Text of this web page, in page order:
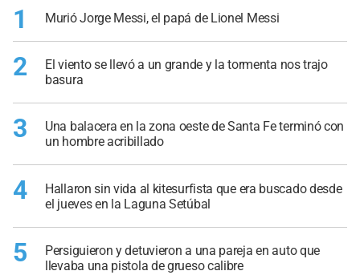
1 Murió Jorge Messi, el papá de Lionel Messi
2
El viento se llevó a un grande y la tormenta nos trajo
basura
3
Una balacera en la zona oeste de Santa Fe terminó con
un hombre acribillado
4
Hallaron sin vida al kitesurfista que era buscado desde
el jueves en la Laguna Setúbal
5
Persiguieron y detuvieron a una pareja en auto que
llevaba una pistola de grueso calibre